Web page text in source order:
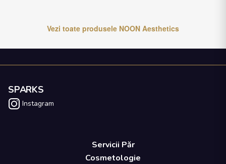
Vezi toate produsele NOON Aesthetics
SPARKS
Instagram
Servicii Păr
Cosmetologie